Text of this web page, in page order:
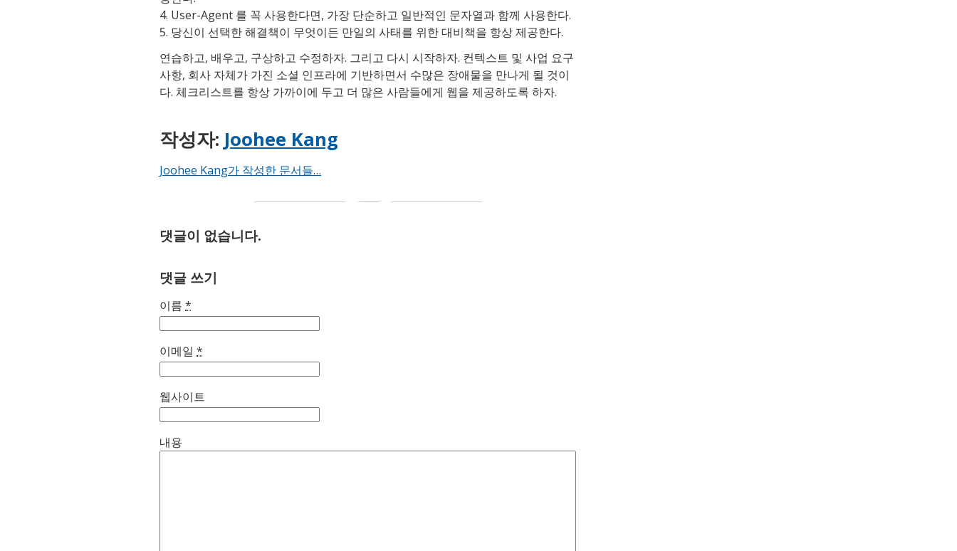
4. User-Agent 를 꼭 사용한다면, 가장 단순하고 일반적인 문자열과 함께 사용한다.
5. 당신이 선택한 해결책이 무엇이든 만일의 사태를 위한 대비책을 항상 제공한다.
연습하고, 배우고, 구상하고 수정하자. 그리고 다시 시작하자. 컨텍스트 및 사업 요구
사항, 회사 자체가 가진 소셜 인프라에 기반하면서 수많은 장애물을 만나게 될 것이
다. 체크리스트를 항상 가까이에 두고 더 많은 사람들에게 웹을 제공하도록 하자.
작성자: Joohee Kang
Joohee Kang가 작성한 문서들…
댓글이 없습니다.
댓글 쓰기
이름 *
이메일 *
웹사이트
내용